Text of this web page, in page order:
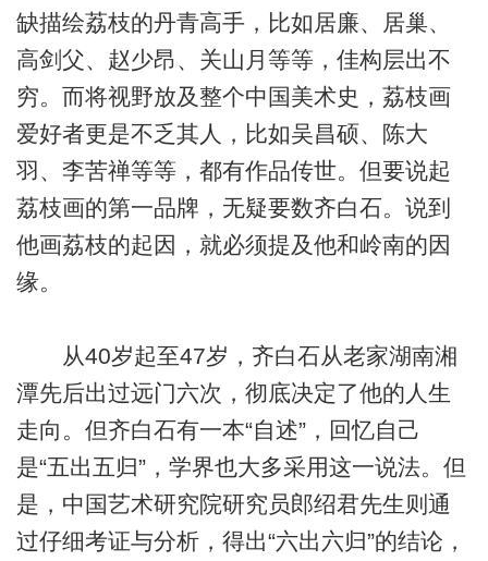
缺描绘荔枝的丹青高手，比如居廉、居巢、
高剑父、赵少昂、关山月等等，佳构层出不
穷。而将视野放及整个中国美术史，荔枝画
爱好者更是不乏其人，比如吴昌硕、陈大
羽、李苦禅等等，都有作品传世。但要说起
荔枝画的第一品牌，无疑要数齐白石。说到
他画荔枝的起因，就必须提及他和岭南的因
缘。
从40岁起至47岁，齐白石从老家湖南湘
潭先后出过远门六次，彻底决定了他的人生
走向。但齐白石有一本“自述”，回忆自己
是“五出五归”，学界也大多采用这一说法。但
是，中国艺术研究院研究员郎绍君先生则通
过仔细考证与分析，得出“六出六归”的结论，